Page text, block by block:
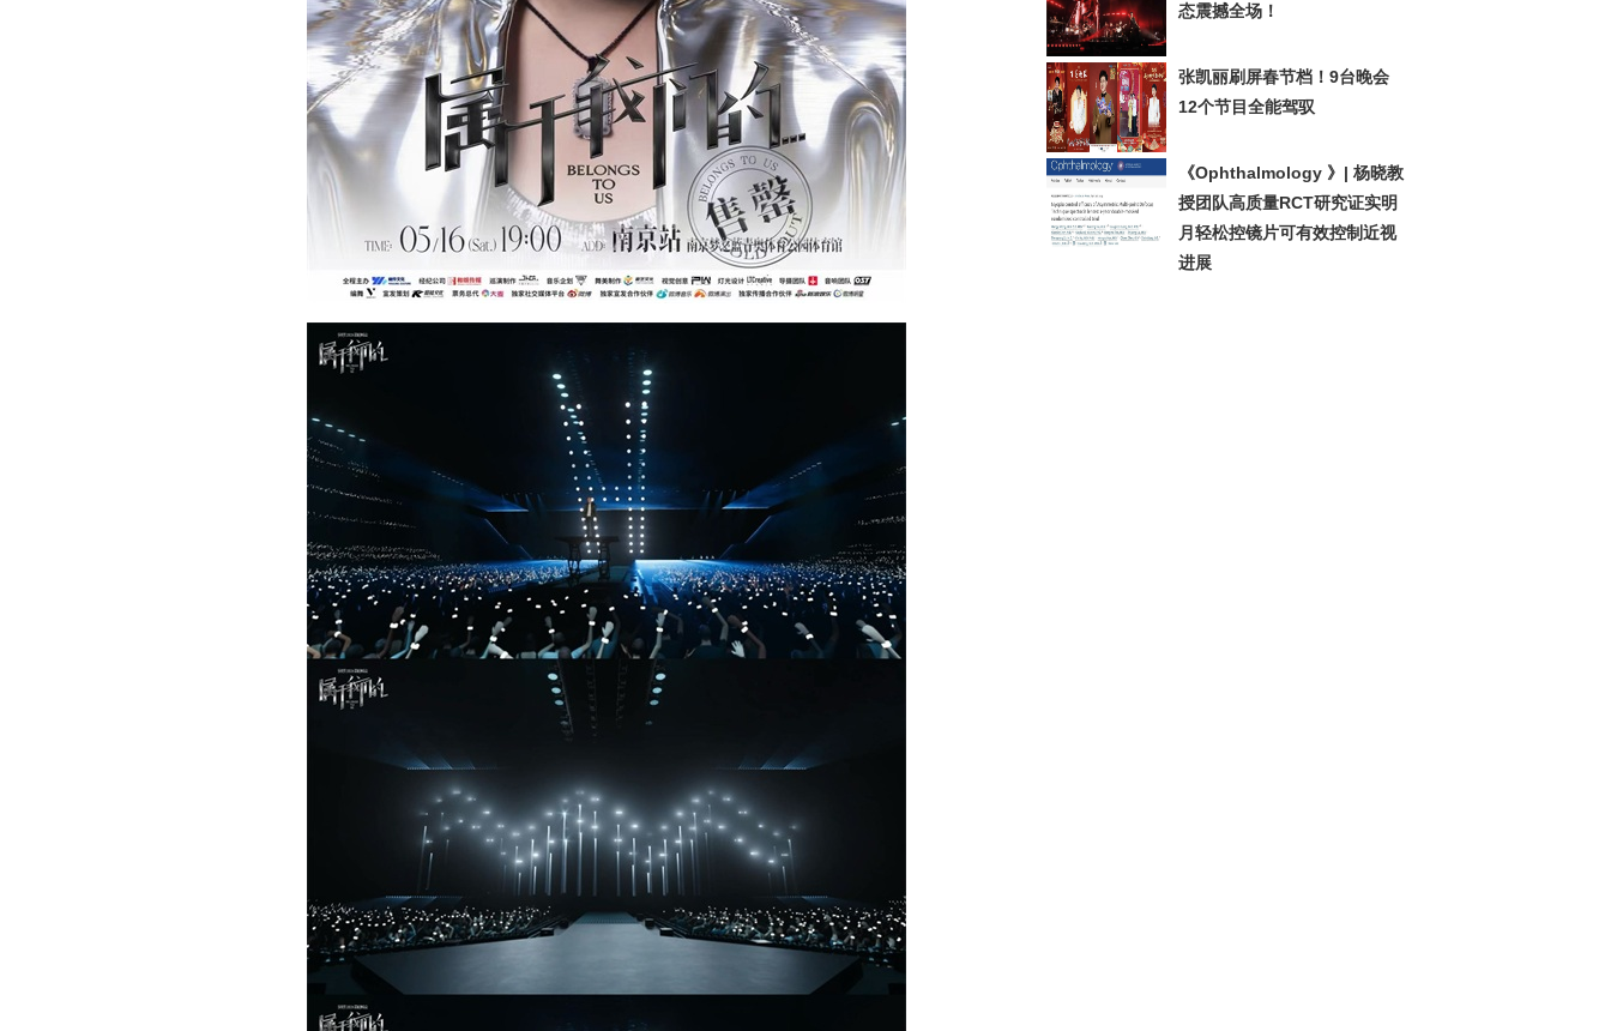
态震撼全场！
张凯丽刷屏春节档！9台晚会
12个节目全能驾驭
《Ophthalmology 》| 杨晓教
授团队高质量RCT研究证实明
月轻松控镜片可有效控制近视
进展